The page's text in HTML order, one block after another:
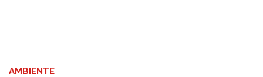
AMBIENTE